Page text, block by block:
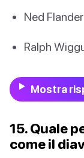
Ned Flander
Ralph
Mostra
15. Quale
come il